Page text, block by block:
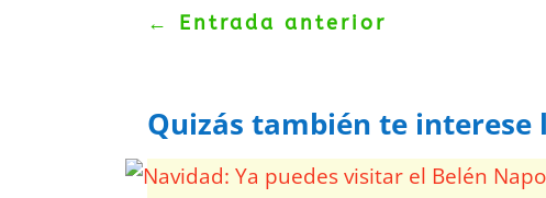
← Entrada anterior
Quizás también te interese